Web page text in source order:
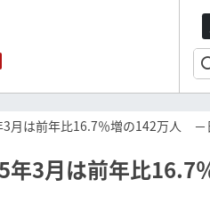
3月は前年比16.7％増の142万人 －
年3月は前年比